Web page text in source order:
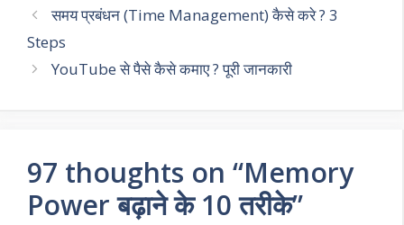
समय प्रबंधन (Time Management) कैसे करे ? 3
Steps
YouTube से पैसे कैसे कमाए ? पूरी जानकारी
97 thoughts on “Memory
Power बढ़ाने के 10 तरीके”